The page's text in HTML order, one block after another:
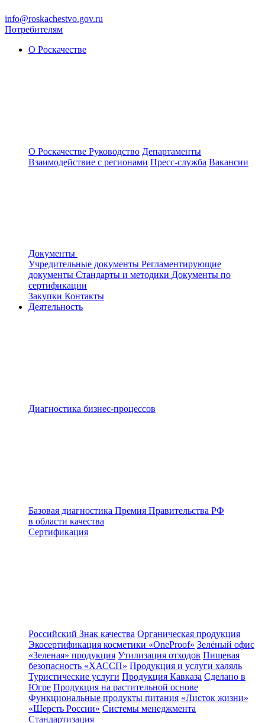
info@roskachestvo.gov.ru
Потребителям
О Роскачестве
О Роскачестве Руководство Департаменты
Взаимодействие с регионами Пресс-служба Вакансии
Документы
Учредительные документы Регламентирующие
документы Стандарты и методики Документы по
сертификации
Закупки Контакты
Деятельность
Диагностика бизнес-процессов
Базовая диагностика Премия Правительства РФ
в области качества
Сертификация
Российский Знак качества Органическая продукция
Экосертификация косметики «OneProof» Зелёный офис
«Зеленая» продукция Утилизация отходов Пищевая
безопасность «ХАССП» Продукция и услуги халяль
Туристические услуги Продукция Кавказа Сделано в
Югре Продукция на растительной основе
Функциональные продукты питания «Листок жизни»
«Шерсть России» Системы менеджмента
Стандартизация